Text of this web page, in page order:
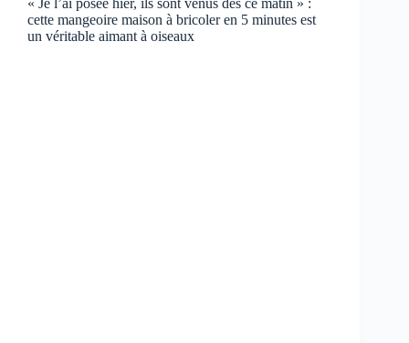
« Je l’ai posée hier, ils sont venus dès ce matin » :
cette mangeoire maison à bricoler en 5 minutes est
un véritable aimant à oiseaux